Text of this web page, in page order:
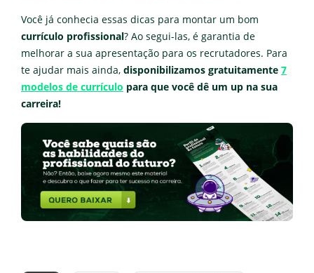
Você já conhecia essas dicas para montar um bom
currículo profissional ? Ao segui-las, é garantia de
melhorar a sua apresentação para os recrutadores. Para
te ajudar mais ainda, disponibilizamos gratuitamente 7
modelos de currículo para que você dê um up na sua
carreira!